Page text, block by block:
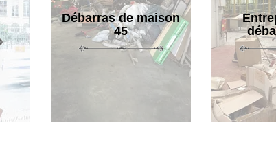
Débarras de maison
45